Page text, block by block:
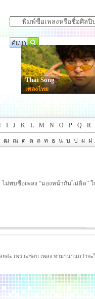
Thai Song
เพลงไทย
I J K L M N O P Q R
ฒ ณ ด ต ถ ท ธ น บ ป ผ ฝ
ไม่พบชื่อเพลง “มองหน้ากันไม่ติด” ใ
ยอ่ะ เพราะชอบ เพลง หามานานกว่า